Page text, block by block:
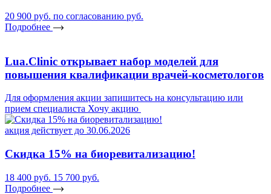
20 900 руб. по согласованию руб.
Подробнее
Lua.Clinic открывает набор моделей для
повышения квалификации врачей-косметологов
Для оформления акции запишитесь на консультацию или
прием специалиста Хочу акцию
акция действует до 30.06.2026
Скидка 15% на биоревитализацию!
18 400 руб. 15 700 руб.
Подробнее